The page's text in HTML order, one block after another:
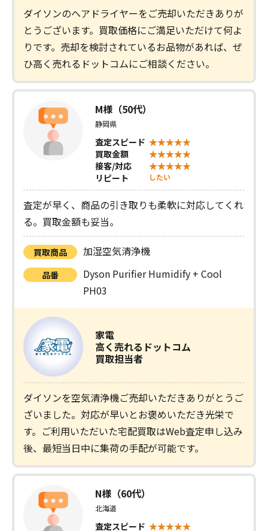
ダイソンのヘアドライヤーをご売却いただきありが
とうございます。買取価格にご満足いただけて何よ
りです。売却を検討されているお品物があれば、ぜ
ひ高く売れるドットコムにご相談ください。
M様（50代）
静岡県
査定スピード
買取金額
接客/対応
リピート
したい
査定が早く、商品の引き取りも柔軟に対応してくれ
る。買取金額も妥当。
買取商品 加湿空気清浄機
品番
Dyson Purifier Humidify + Cool
PH03
家電
高く売れるドットコム
買取担当者
ダイソンを空気清浄機ご売却いただきありがとうご
ざいました。対応が早いとお褒めいただき光栄で
す。ご利用いただいた宅配買取はWeb査定申し込み
後、最短当日中に集荷の手配が可能です。
N様（60代）
北海道
査定スピード